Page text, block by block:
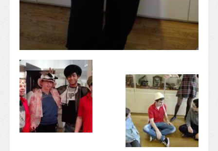
Hagyománnyá tehető iskolai rendezvény
TÁMOP-3.1.6-11/2
TÁMOP-3.3.15.
TIOP-1.1.1-12/1
Kutyaterápia
RRF-1.2.4-25-2025-00053
Ökoiskola
Elérhetőségek
Fogadóóra
Tájékoztatás
Állásajánlatok